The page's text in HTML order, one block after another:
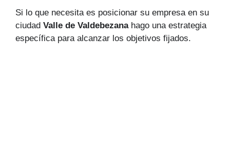
Si lo que necesita es posicionar su empresa en su
ciudad Valle de Valdebezanahago una estrategia
específica para alcanzar los objetivos fijados.